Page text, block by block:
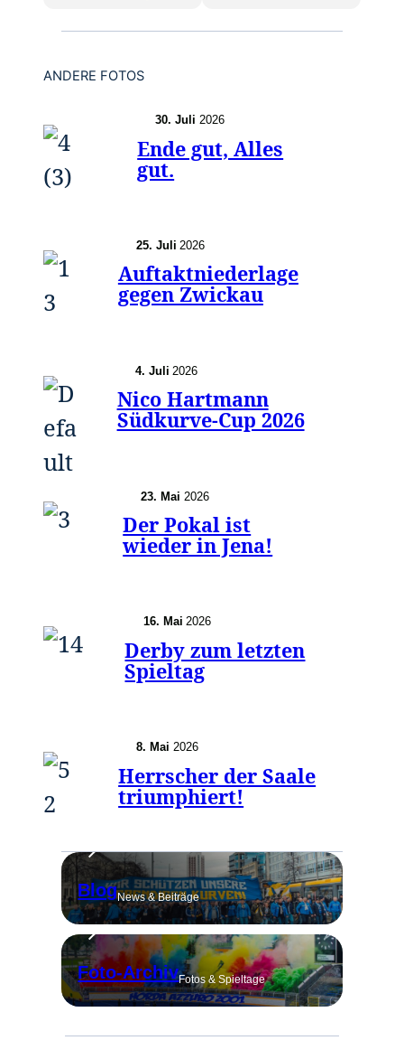
ANDERE FOTOS
30. Juli 2026
Ende gut, Alles
gut.
25. Juli 2026
Auftaktniederlage
gegen Zwickau
4. Juli 2026
Nico Hartmann
Südkurve-Cup 2026
23. Mai 2026
Der Pokal ist
wieder in Jena!
16. Mai 2026
Derby zum letzten
Spieltag
8. Mai 2026
Herrscher der Saale
triumphiert!
BlogNews & Beiträge
Foto-ArchivFotos & Spieltage